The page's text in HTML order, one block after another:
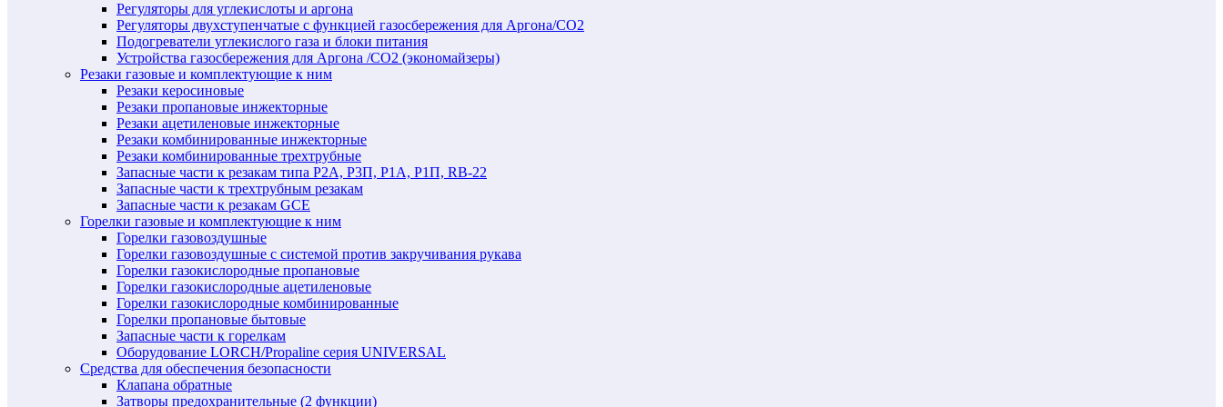
Регуляторы для углекислоты и аргона
Регуляторы двухступенчатые c функцией газосбережения для Аргона/СО2
Подогреватели углекислого газа и блоки питания
Устройства газосбережения для Аргона /СО2 (экономайзеры)
Резаки газовые и комплектующие к ним
Резаки керосиновые
Резаки пропановые инжекторные
Резаки ацетиленовые инжекторные
Резаки комбинированные инжекторные
Резаки комбинированные трехтрубные
Запасные части к резакам типа Р2А, Р3П, Р1А, Р1П, RB-22
Запасные части к трехтрубным резакам
Запасные части к резакам GCE
Горелки газовые и комплектующие к ним
Горелки газовоздушные
Горелки газовоздушные с системой против закручивания рукава
Горелки газокислородные пропановые
Горелки газокислородные ацетиленовые
Горелки газокислородные комбинированные
Горелки пропановые бытовые
Запасные части к горелкам
Оборудование LORCH/Propaline серия UNIVERSAL
Средства для обеспечения безопасности
Клапана обратные
Затворы предохранительные (2 функции)